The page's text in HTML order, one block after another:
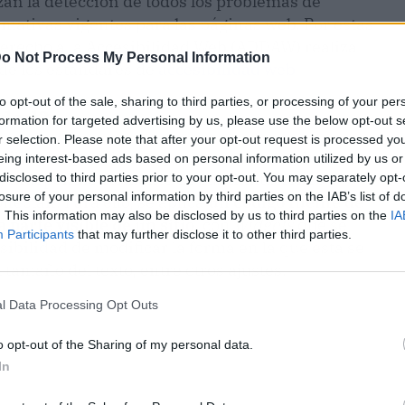
Not Process My Personal Information
opt-out of the sale, sharing to third parties, or processing of your
for targeted advertising by us, please use the below opt-out
selection. Please note that after your opt-out request is processed
interest-based ads based on personal information utilized by us
to third parties prior to your opt-out. You may separately
of your personal information by third parties on the IAB’s list of
This information may also be disclosed by us to third parties on the
Participants that may further disclose it to other third parties.
Data Processing Opt Outs
opt-out of the Sharing of my personal data.
vigentes para las páginas web. Por estas
a la Accesibilidad Web (ADDAW) realiza
los estándares deaccesibilidad web
para hacer que las páginas web
independientemente de sus limitaciones
Para ello, se aplicaun código fuente de
parte visible de un sitio, conwidgetsque se
de modificar la forma en la que esta se
del texto, entre otros ajustes.